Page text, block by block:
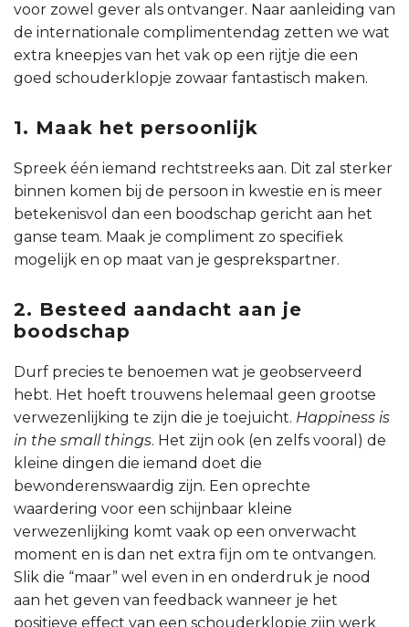
voor zowel gever als ontvanger. Naar aanleiding van
de internationale complimentendag zetten we wat
extra kneepjes van het vak op een rijtje die een
goed schouderklopje zowaar fantastisch maken.
1. Maak het persoonlijk
Spreek één iemand rechtstreeks aan. Dit zal sterker
binnen komen bij de persoon in kwestie en is meer
betekenisvol dan een boodschap gericht aan het
ganse team. Maak je compliment zo specifiek
mogelijk en op maat van je gesprekspartner.
2. Besteed aandacht aan je
boodschap
Durf precies te benoemen wat je geobserveerd
hebt. Het hoeft trouwens helemaal geen grootse
verwezenlijking te zijn die je toejuicht. Happiness is
in the small things. Het zijn ook (en zelfs vooral) de
kleine dingen die iemand doet die
bewonderenswaardig zijn. Een oprechte
waardering voor een schijnbaar kleine
verwezenlijking komt vaak op een onverwacht
moment en is dan net extra fijn om te ontvangen.
Slik die “maar” wel even in en onderdruk je nood
aan het geven van feedback wanneer je het
positieve effect van een schouderklopje zijn werk